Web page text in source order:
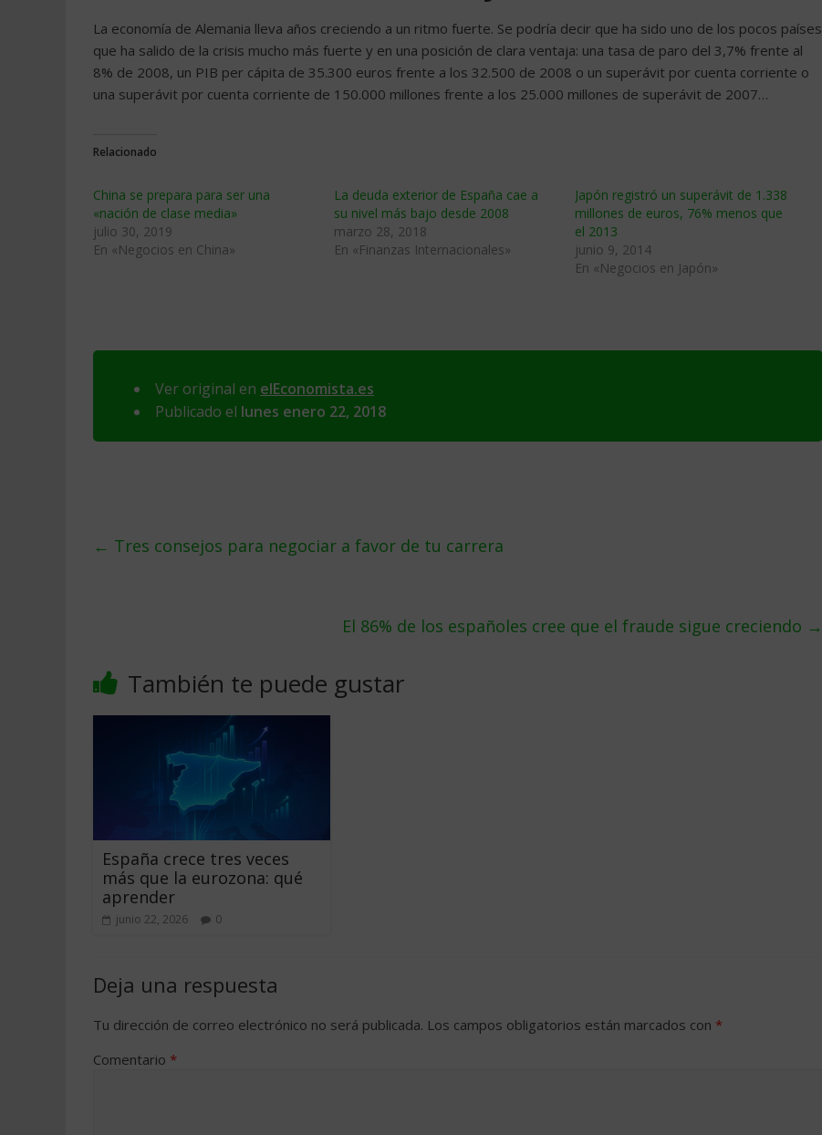
La economía de Alemania lleva años creciendo a un ritmo fuerte. Se podría decir que ha sido uno de los pocos países
que ha salido de la crisis mucho más fuerte y en una posición de clara ventaja: una tasa de paro del 3,7% frente al
8% de 2008, un PIB per cápita de 35.300 euros frente a los 32.500 de 2008 o un superávit por cuenta corriente o
una superávit por cuenta corriente de 150.000 millones frente a los 25.000 millones de superávit de 2007…
Relacionado
China se prepara para ser una
«nación de clase media»
julio 30, 2019
En «Negocios en China»
La deuda exterior de España cae a
su nivel más bajo desde 2008
marzo 28, 2018
En «Finanzas Internacionales»
Japón registró un superávit de 1.338
millones de euros, 76% menos que
el 2013
junio 9, 2014
En «Negocios en Japón»
Ver original en elEconomista.es
Publicado el lunes enero 22, 2018
← Tres consejos para negociar a favor de tu carrera
El 86% de los españoles cree que el fraude sigue creciendo →
También te puede gustar
España crece tres veces
más que la eurozona: qué
aprender
junio 22, 2026 0
Deja una respuesta
Tu dirección de correo electrónico no será publicada. Los campos obligatorios están marcados con *
Comentario *